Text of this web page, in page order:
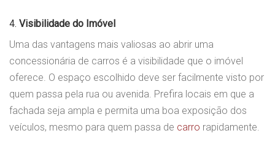
4. Visibilidade do Imóvel
Uma das vantagens mais valiosas ao abrir uma
concessionária de carros é a visibilidade que o imóvel
oferece. O espaço escolhido deve ser facilmente visto por
quem passa pela rua ou avenida. Prefira locais em que a
fachada seja ampla e permita uma boa exposição dos
veículos, mesmo para quem passa de carro rapidamente.